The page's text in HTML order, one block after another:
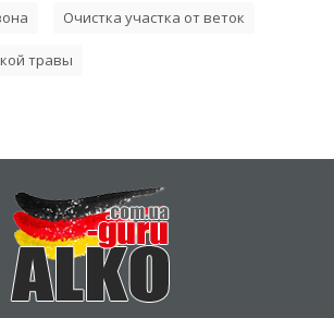
Очистка участка от веток
травы